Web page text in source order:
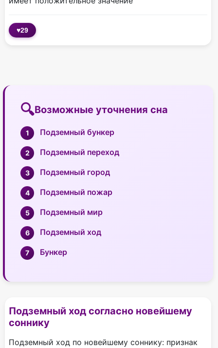
♥29
Возможные уточнения сна
Подземный бункер
Подземный переход
Подземный город
Подземный пожар
Подземный мир
Подземный ход
Бункер
Подземный ход согласно новейшему
соннику
Подземный ход по новейшему соннику: признак